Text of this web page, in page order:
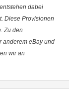
dabei
Diese Provisionen
Zu den
anderem eBay und
wir an